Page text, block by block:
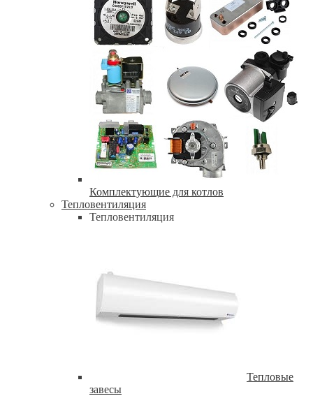
Комплектующие для котлов
Тепловентиляция
Тепловентиляция
Тепловые
завесы